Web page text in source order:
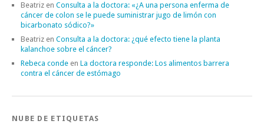
Beatriz en Consulta a la doctora: «¿A una persona enferma de
cáncer de colon se le puede suministrar jugo de limón con
bicarbonato sódico?»
Beatriz en Consulta a la doctora: ¿qué efecto tiene la planta
kalanchoe sobre el cáncer?
Rebeca conde en La doctora responde: Los alimentos barrera
contra el cáncer de estómago
NUBE DE ETIQUETAS